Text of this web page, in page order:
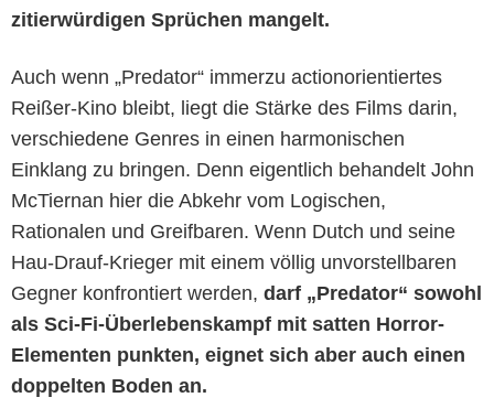
zitierwürdigen Sprüchen mangelt.
Auch wenn „Predator“ immerzu actionorientiertes
Reißer-Kino bleibt, liegt die Stärke des Films darin,
verschiedene Genres in einen harmonischen
Einklang zu bringen. Denn eigentlich behandelt John
McTiernan hier die Abkehr vom Logischen,
Rationalen und Greifbaren. Wenn Dutch und seine
Hau-Drauf-Krieger mit einem völlig unvorstellbaren
Gegner konfrontiert werden, darf „Predator“ sowohl
als Sci-Fi-Überlebenskampf mit satten Horror-
Elementen punkten, eignet sich aber auch einen
doppelten Boden an.